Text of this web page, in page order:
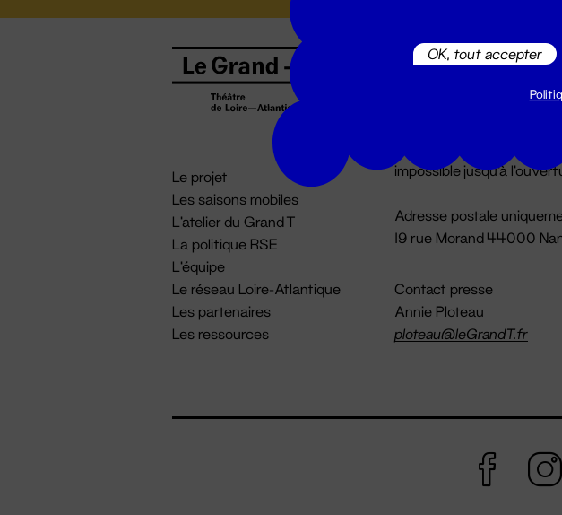
Le projet
Les saisons mobiles
L'atelier du Grand T
La politique RSE
L'équipe
Le réseau Loire-Atlantique
Les partenaires
Les ressources
Billetterie
billetterie@leGrandT.fr
impossible jusqu'à
Adresse postale
19 rue Morand 44000
Contact presse
Annie Ploteau
ploteau@leGrandT.fr
OK, tout accepter